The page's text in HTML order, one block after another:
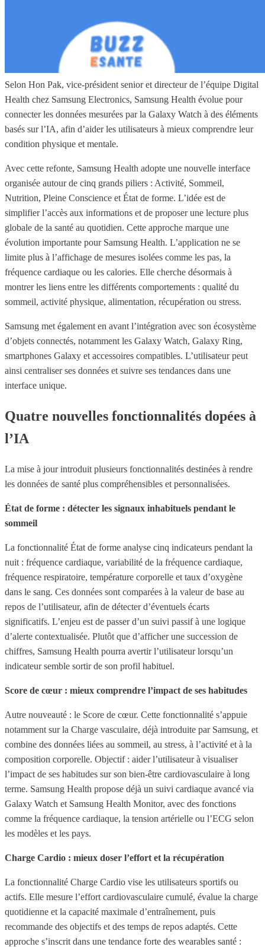
Selon Hon Pak, vice-président senior et directeur de l’équipe Digital
Health chez Samsung Electronics, Samsung Health évolue pour
connecter les données mesurées par la Galaxy Watch à des éléments
basés sur l’IA, afin d’aider les utilisateurs à mieux comprendre leur
condition physique et mentale.
Avec cette refonte, Samsung Health adopte une nouvelle interface
organisée autour de cinq grands piliers : Activité, Sommeil,
Nutrition, Pleine Conscience et État de forme. L’idée est de
simplifier l’accès aux informations et de proposer une lecture plus
globale de la santé au quotidien. Cette approche marque une
évolution importante pour Samsung Health. L’application ne se
limite plus à l’affichage de mesures isolées comme les pas, la
fréquence cardiaque ou les calories. Elle cherche désormais à
montrer les liens entre les différents comportements : qualité du
sommeil, activité physique, alimentation, récupération ou stress.
Samsung met également en avant l’intégration avec son écosystème
d’objets connectés, notamment les Galaxy Watch, Galaxy Ring,
smartphones Galaxy et accessoires compatibles. L’utilisateur peut
ainsi centraliser ses données et suivre ses tendances dans une
interface unique.
Quatre nouvelles fonctionnalités dopées à
l’IA
La mise à jour introduit plusieurs fonctionnalités destinées à rendre
les données de santé plus compréhensibles et personnalisées.
État de forme : détecter les signaux inhabituels pendant le
sommeil
La fonctionnalité État de forme analyse cinq indicateurs pendant la
nuit : fréquence cardiaque, variabilité de la fréquence cardiaque,
fréquence respiratoire, température corporelle et taux d’oxygène
dans le sang. Ces données sont comparées à la valeur de base au
repos de l’utilisateur, afin de détecter d’éventuels écarts
significatifs. L’enjeu est de passer d’un suivi passif à une logique
d’alerte contextualisée. Plutôt que d’afficher une succession de
chiffres, Samsung Health pourra avertir l’utilisateur lorsqu’un
indicateur semble sortir de son profil habituel.
Score de cœur : mieux comprendre l’impact de ses habitudes
Autre nouveauté : le Score de cœur. Cette fonctionnalité s’appuie
notamment sur la Charge vasculaire, déjà introduite par Samsung, et
combine des données liées au sommeil, au stress, à l’activité et à la
composition corporelle. Objectif : aider l’utilisateur à visualiser
l’impact de ses habitudes sur son bien-être cardiovasculaire à long
terme. Samsung Health propose déjà un suivi cardiaque avancé via
Galaxy Watch et Samsung Health Monitor, avec des fonctions
comme la fréquence cardiaque, la tension artérielle ou l’ECG selon
les modèles et les pays.
Charge Cardio : mieux doser l’effort et la récupération
La fonctionnalité Charge Cardio vise les utilisateurs sportifs ou
actifs. Elle mesure l’effort cardiovasculaire cumulé, évalue la charge
quotidienne et la capacité maximale d’entraînement, puis
recommande des objectifs et des temps de repos adaptés. Cette
approche s’inscrit dans une tendance forte des wearables santé :